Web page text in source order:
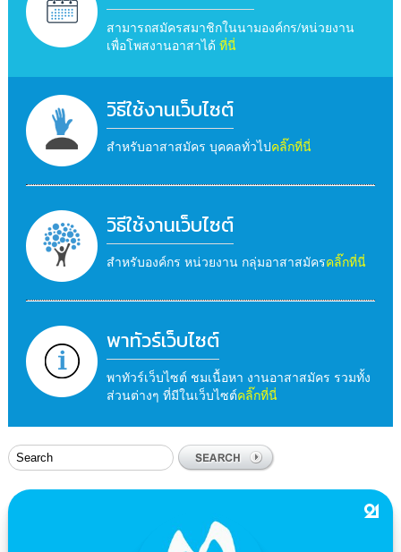
สามารถสมัครสมาชิกในนามองค์กร/หน่วยงาน
เพื่อโพสงานอาสาได้ ที่นี่
วิธีใช้งานเว็บไซต์
สำหรับอาสาสมัคร บุคคลทั่วไปคลิ๊กที่นี่
วิธีใช้งานเว็บไซต์
สำหรับองค์กร หน่วยงาน กลุ่มอาสาสมัครคลิ๊กที่นี่
พาทัวร์เว็บไซต์
พาทัวร์เว็บไซต์ ชมเนื้อหา งานอาสาสมัคร รวมทั้ง
ส่วนต่างๆ ที่มีในเว็บไซต์คลิ๊กที่นี่